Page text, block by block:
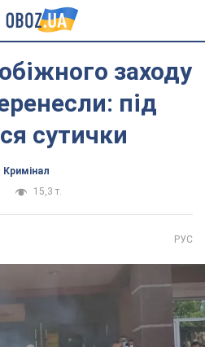
заходу
під
сутички
Кримінал
15,3 т.
РУС